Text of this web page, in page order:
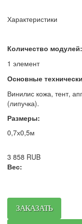
Характеристики
Количество модулей:
1 элемент
Основные
Винилис кожа, тент,
(липучка).
Размеры:
0,7х0,5м
3 858 RUB
Вес:
ЗАКАЗАТЬ